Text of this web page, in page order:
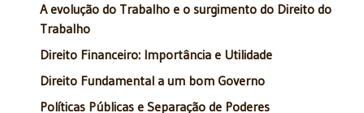
A evolução do Trabalho e o surgimento do Direito do
Trabalho
Direito Financeiro: Importância e Utilidade
Direito Fundamental a um bom Governo
Políticas Públicas e Separação de Poderes